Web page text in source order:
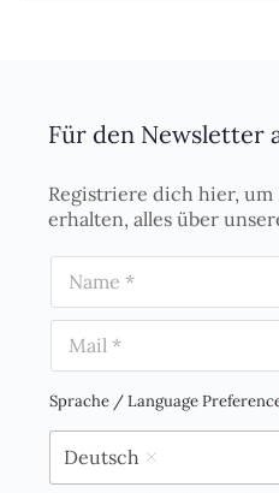
Für den Newsletter
Registriere dich hier,
erhalten, alles über
m
a
iSprache / Language
Deutsch